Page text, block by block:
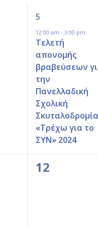
1
event,
5
12:00 am-3:00 pm
Τελετή
απονομής
βραβεύσεων
την
Πανελλαδική
Σχολική
Σκυταλοδρομία
«Τρέχω για το
ΣΥΝ» 2024
0
12